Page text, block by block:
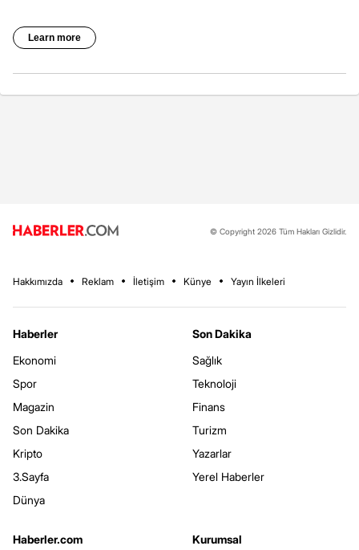
© Copyright 2026 Tüm Hakları Gizlidir.
Hakkımızda Reklam İletişim Künye Yayın İlkeleri
Haberler
Ekonomi
Spor
Magazin
Son Dakika
Kripto
3.Sayfa
Dünya
Son Dakika
Sağlık
Teknoloji
Finans
Turizm
Yazarlar
Yerel Haberler
Haberler.com
Kurumsal